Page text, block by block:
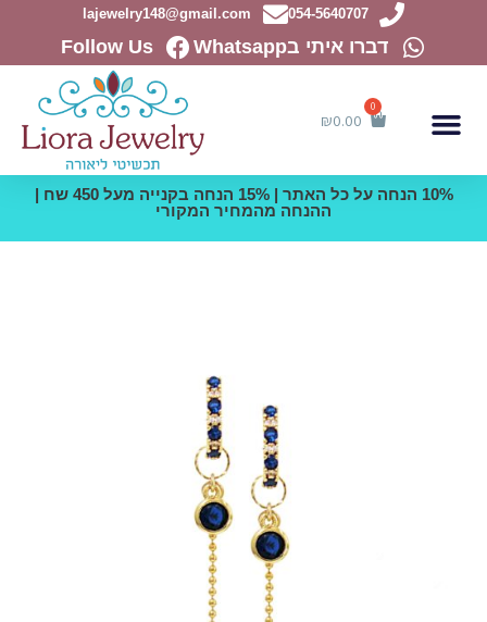
054-5640707
lajewelry148@gmail.com
דברו איתי בWhatsapp Follow Us
₪0.00
10% הנחה על כל האתר | 15% הנחה בקנייה מעל 450 שח |
ההנחה מהמחיר המקורי